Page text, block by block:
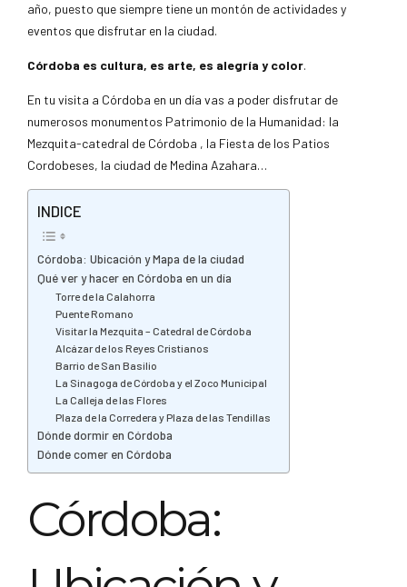
año, puesto que siempre tiene un montón de actividades y
eventos que disfrutar en la ciudad.
Córdoba es cultura, es arte, es alegría y color.
En tu visita a Córdoba en un día vas a poder disfrutar de
numerosos monumentos Patrimonio de la Humanidad: la
Mezquita-catedral de Córdoba , la Fiesta de los Patios
Cordobeses, la ciudad de Medina Azahara…
INDICE
Córdoba: Ubicación y Mapa de la ciudad
Qué ver y hacer en Córdoba en un día
Torre de la Calahorra
Puente Romano
Visitar la Mezquita – Catedral de Córdoba
Alcázar de los Reyes Cristianos
Barrio de San Basilio
La Sinagoga de Córdoba y el Zoco Municipal
La Calleja de las Flores
Plaza de la Corredera y Plaza de las Tendillas
Dónde dormir en Córdoba
Dónde comer en Córdoba
Córdoba: